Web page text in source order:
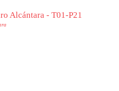
Alcántara - T01-P21